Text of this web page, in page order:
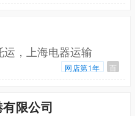
运，上海电器运输
网店第1年 百
限公司